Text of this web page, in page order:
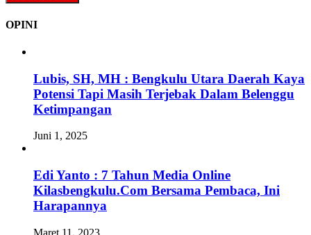
OPINI
Lubis, SH, MH : Bengkulu Utara Daerah Kaya
Potensi Tapi Masih Terjebak Dalam Belenggu
Ketimpangan
Juni 1, 2025
Edi Yanto : 7 Tahun Media Online
Kilasbengkulu.Com Bersama Pembaca, Ini
Harapannya
Maret 11, 2023